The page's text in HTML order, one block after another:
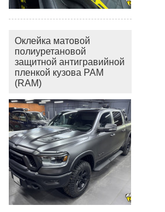
Оклейка матовой
полиуретановой
защитной антигравийной
пленкой кузова РАМ
(RAM)